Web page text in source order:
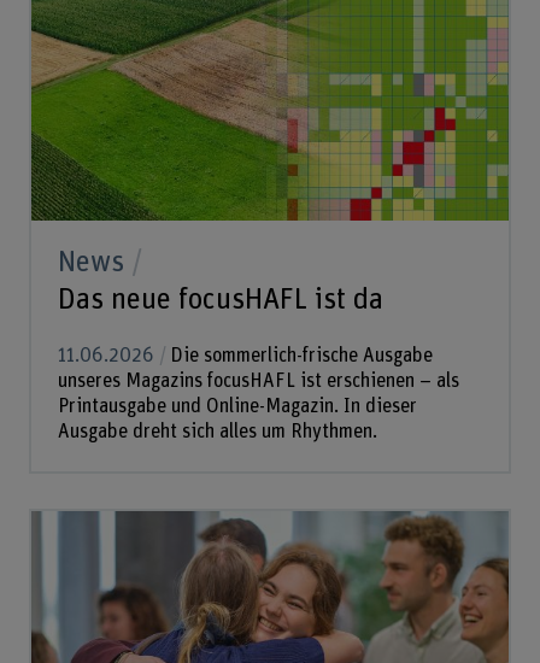
News
Das neue focusHAFL ist da
11.06.2026
Die sommerlich-frische Ausgabe
unseres Magazins focusHAFL ist erschienen – als
Printausgabe und Online-Magazin. In dieser
Ausgabe dreht sich alles um Rhythmen.